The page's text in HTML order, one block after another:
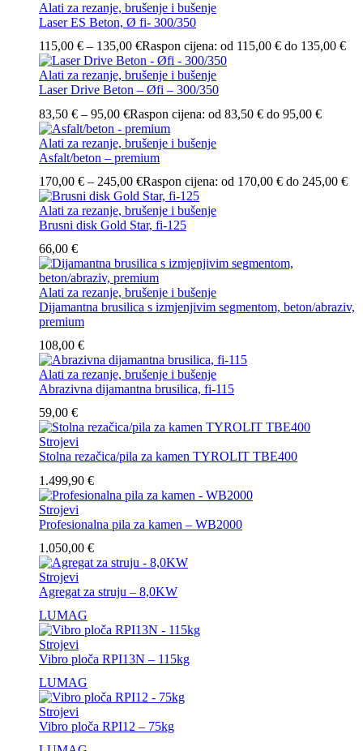
Alati za rezanje, brušenje i bušenje
Laser ES Beton, Ø fi- 300/350
115,00 € – 135,00 €Raspon cijena: od 115,00 € do 135,00 €
Alati za rezanje, brušenje i bušenje
Laser Drive Beton – Øfi – 300/350
83,50 € – 95,00 €Raspon cijena: od 83,50 € do 95,00 €
Alati za rezanje, brušenje i bušenje
Asfalt/beton – premium
170,00 € – 245,00 €Raspon cijena: od 170,00 € do 245,00 €
Alati za rezanje, brušenje i bušenje
Brusni disk Gold Star, fi-125
66,00 €
Alati za rezanje, brušenje i bušenje
Dijamantna brusilica s izmjenjivim segmentom, beton/abraziv,
premium
108,00 €
Alati za rezanje, brušenje i bušenje
Abrazivna dijamantna brusilica, fi-115
59,00 €
Strojevi
Stolna rezačica/pila za kamen TYROLIT TBE400
1.499,90 €
Strojevi
Profesionalna pila za kamen – WB2000
1.050,00 €
Strojevi
Agregat za struju – 8,0KW
LUMAG
Strojevi
Vibro ploča RPI13N – 115kg
LUMAG
Strojevi
Vibro ploča RPI12 – 75kg